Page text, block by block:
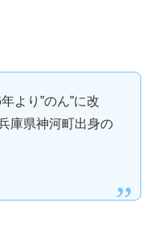
より”のん”に改
庫県神河町出身の